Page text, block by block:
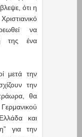
ότι η
να
της ένα
μετά την
την
θα
και
για την